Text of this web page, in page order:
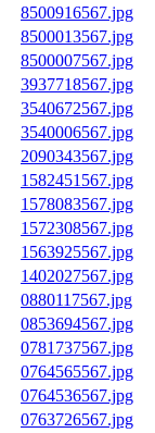
8500916567.jpg
8500013567.jpg
8500007567.jpg
3937718567.jpg
3540672567.jpg
3540006567.jpg
2090343567.jpg
1582451567.jpg
1578083567.jpg
1572308567.jpg
1563925567.jpg
1402027567.jpg
0880117567.jpg
0853694567.jpg
0781737567.jpg
0764565567.jpg
0764536567.jpg
0763726567.jpg